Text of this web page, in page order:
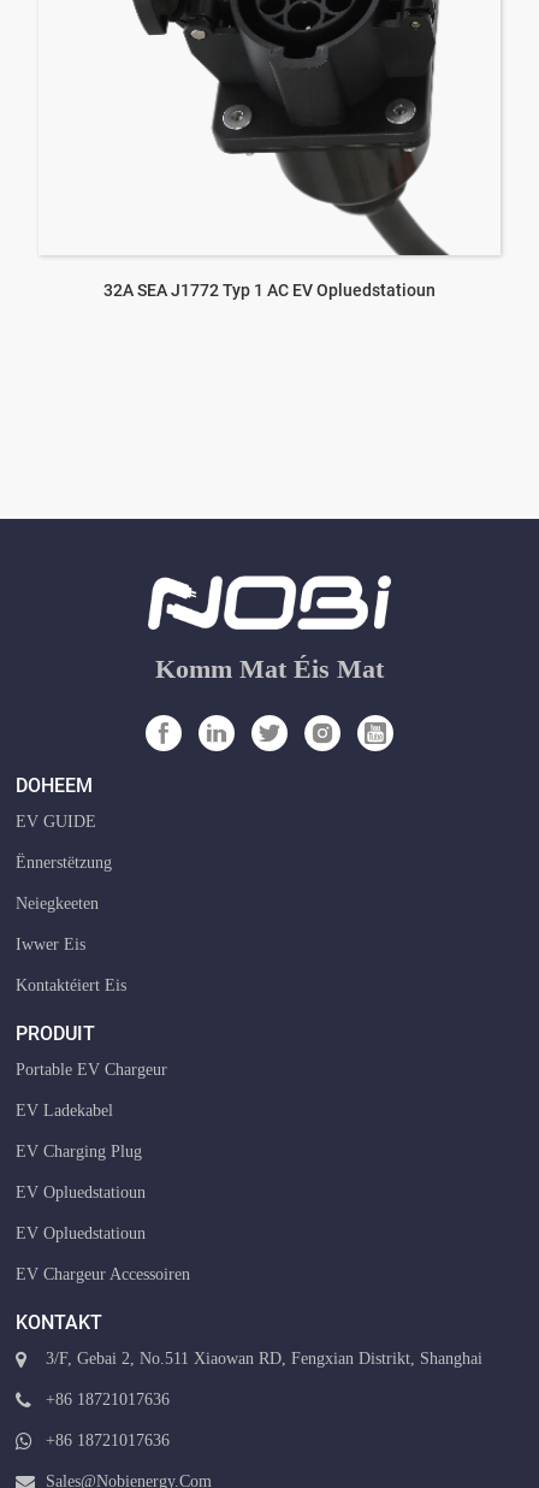
32A SEA J1772 Typ 1 AC EV Opluedstatioun
Komm Mat Éis Mat
DOHEEM
EV GUIDE
Ënnerstëtzung
Neiegkeeten
Iwwer Eis
Kontaktéiert Eis
PRODUIT
Portable EV Chargeur
EV Ladekabel
EV Charging Plug
EV Opluedstatioun
EV Opluedstatioun
EV Chargeur Accessoiren
KONTAKT
3/F, Gebai 2, No.511 Xiaowan RD, Fengxian Distrikt, Shanghai
+86 18721017636
+86 18721017636
Sales@nobienergy.com